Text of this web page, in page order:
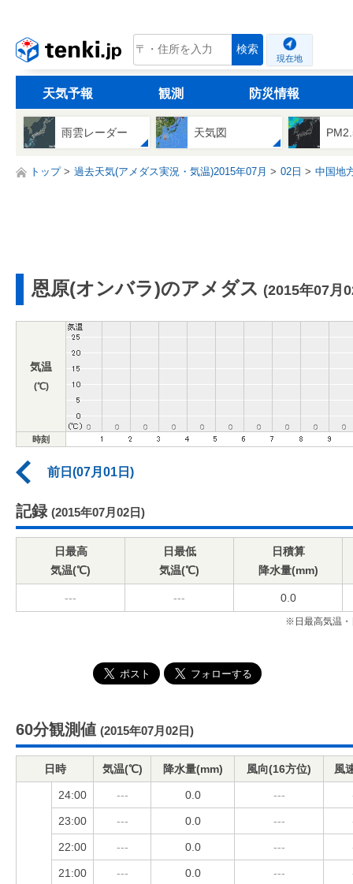
tenki.jp 検索
現在地
天気予報 観測 防災情報
雨雲レーダー 天気図
トップ 過去天気(アメダス実況・気温)2015年07月 02日 中国地
恩原(オンバラ)のアメダス (2015年07月
気温
(℃)
時刻
前日(07月01日)
記録 (2015年07月02日)
日最高
気温(℃)
日最低
気温(℃)
日積算
降水量(mm)
--- --- 0.0
※日最高気温・
60分観測値 (2015年07月02日)
日時 気温(℃) 降水量(mm) 風向(16方位) 風
24:00 --- 0.0 ---
23:00 --- 0.0 ---
22:00 --- 0.0 ---
21:00 --- 0.0 ---